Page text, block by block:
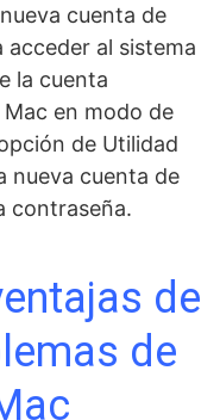
cuenta ​de
al sistema
la cuenta
en modo‌ de
de Utilidad
nueva ⁤cuenta de
⁤contraseña.
de
de⁢